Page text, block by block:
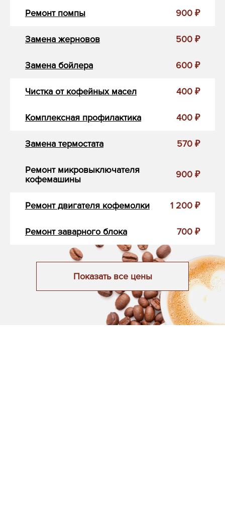
Ремонт помпы 900 ₽
Замена жерновов 500 ₽
Замена бойлера 600 ₽
Чистка от кофейных масел 400 ₽
Комплексная профилактика 400 ₽
Замена термостата 570 ₽
Ремонт микровыключателя
кофемашины
900 ₽
Ремонт двигателя кофемолки 1 200 ₽
Ремонт заварного блока 700 ₽
Показать все цены